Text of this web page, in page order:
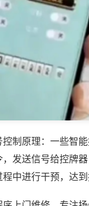
控制原理：一些智
发送信号给控牌
中进行干预，达到